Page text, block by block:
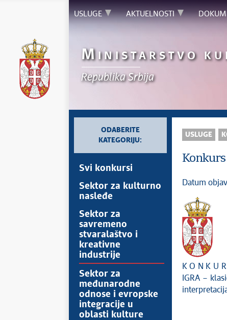
USLUGE AKTUELNOSTI
M INISTARSTVO
Republika Srbija
ODABERITE
KATEGORIJU:
Svi konkursi
Sektor za kulturno
nasleđe
Sektor za
savremeno
stvaralaštvo i
kreativne
industrije
Sektor za
međunarodne
odnose i evropske
integracije u
oblasti kulture
USLUGE
Konkurs
Datum
K O N K U
IGRA –